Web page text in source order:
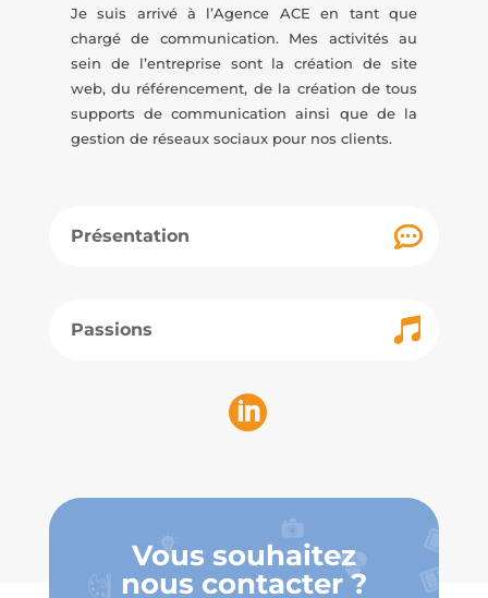
Je suis arrivé à l’Agence ACE en tant que
chargé de communication. Mes activités au
sein de l’entreprise sont la création de site
web, du référencement, de la création de tous
supports de communication ainsi que de la
gestion de réseaux sociaux pour nos clients.
Présentation
Passions

Vous souhaitez
nous contacter ?